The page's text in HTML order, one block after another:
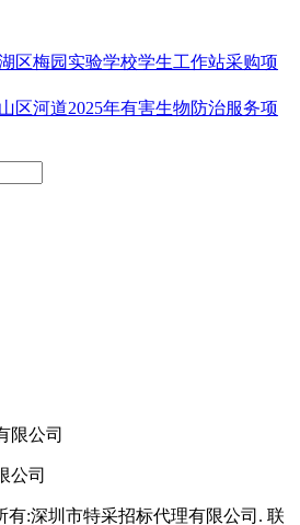
区梅园实验学校学生工作站采购项
区河道2025年有害生物防治服务项
公司
有:深圳市特采招标代理有限公司. 联